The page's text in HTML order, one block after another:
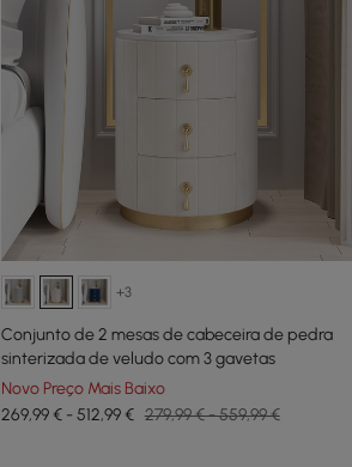
+3
Conjunto de 2 mesas de cabeceira de pedra
sinterizada de veludo com 3 gavetas
Novo Preço Mais Baixo
269,99 € - 512,99 € 279,99 € - 559,99 €